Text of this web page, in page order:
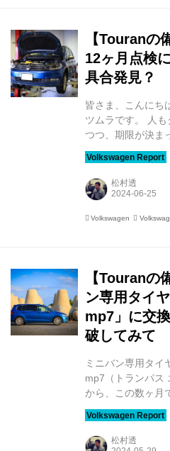
のデモカーを展
た。 「PROXES
【Touranの
12ヶ月点検
具合発見？
皆さま、こんにち
ツムラです。 人
つつ、期限が決ま
にしがちです。そ
んですけど…（言
からメーターパネ
検」のメッセージ
締め切りといい、
ジンオイルおよび
入庫した日は東海
松村透
Volkswagen
【Touranの
ン専用タイ
mp7」に交
破してみて
ミニバン専用タイ
mp7（トランパス
から、この数ヶ月
ろそろタイヤ本来
でくる頃です。 こ
が4割、下道が6割
松村透